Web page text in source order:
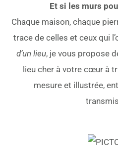
Et si les murs
Chaque maison, chaque
trace de celles et ceux qui
d’un lieu, je vous propose
lieu cher à votre cœur à
mesure et illustrée,